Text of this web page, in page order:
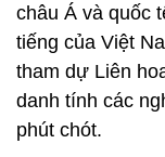
châu Á và quốc
tiếng của Việt
tham dự Liên
danh tính các
phút chót.